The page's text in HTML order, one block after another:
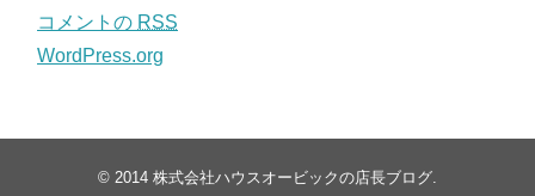
コメントの RSS
WordPress.org
© 2014 株式会社ハウスオービックの店長ブログ.